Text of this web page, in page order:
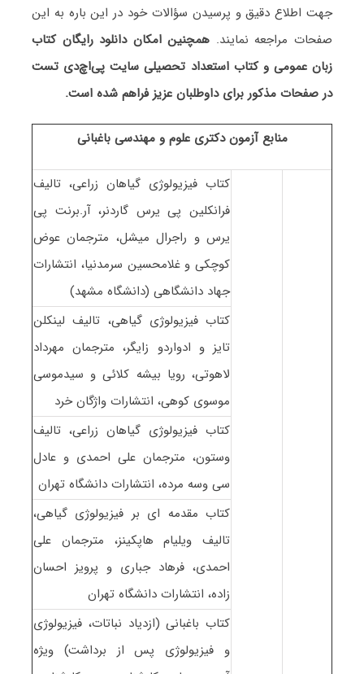
جهت اطلاع دقیق و پرسیدن سؤالات خود در این باره به این
صفحات مراجعه نمایند. همچنین امکان دانلود رایگان کتاب
زبان عمومی و کتاب استعداد تحصیلی سایت پی‌اچ‌دی تست
در صفحات مذکور برای داوطلبان عزیز فراهم شده است.
منابع آزمون دکتری علوم و مهندسی باغبانی
کتاب فیزیولوژی گیاهان زراعی، تالیف
فرانکلین پی یرس گاردنر، آر.برنت پی
یرس و راجرال میشل، مترجمان عوض
کوچکی و غلامحسین سرمدنیا، انتشارات
جهاد دانشگاهی (دانشگاه مشهد)
کتاب فیزیولوژی گیاهی، تالیف لینکلن
تایز و ادواردو زایگر، مترجمان مهرداد
لاهوتی، رویا بیشه کلائی و سیدموسی
موسوی کوهی، انتشارات واژگان خرد
کتاب فیزیولوژی گیاهان زراعی، تالیف
وستون، مترجمان علی احمدی و عادل
سی وسه مرده، انتشارات دانشگاه تهران
کتاب مقدمه ای بر فیزیولوژی گیاهی،
تالیف ویلیام هاپکینز، مترجمان علی
احمدی، فرهاد جباری و پرویز احسان
زاده، انتشارات دانشگاه تهران
کتاب باغبانی (ازدیاد نباتات، فیزیولوژی
و فیزیولوژی پس از برداشت) ویژه